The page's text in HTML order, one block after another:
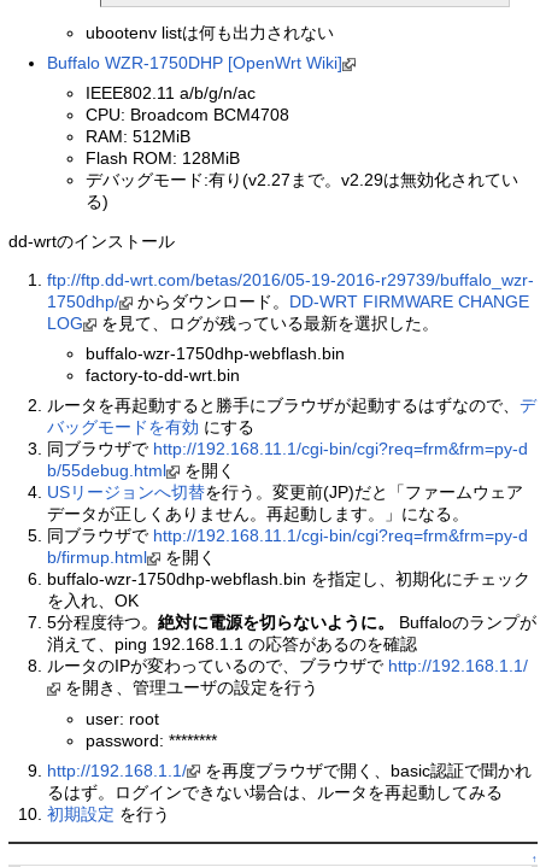
ubootenv listは何も出力されない
Buffalo WZR-1750DHP [OpenWrt Wiki]
IEEE802.11 a/b/g/n/ac
CPU: Broadcom BCM4708
RAM: 512MiB
Flash ROM: 128MiB
デバッグモード:有り(v2.27まで。v2.29は無効化されてい
る)
dd-wrtのインストール
ftp://ftp.dd-wrt.com/betas/2016/05-19-2016-r29739/buffalo_wzr-
1750dhp/
からダウンロード。 DD-WRT FIRMWARE CHANGE
LOG
を見て、ログが残っている最新を選択した。
buffalo-wzr-1750dhp-webflash.bin
factory-to-dd-wrt.bin
ルータを再起動すると勝手にブラウザが起動するはずなので、デ
バッグモードを有効 にする
同ブラウザで http://192.168.11.1/cgi-bin/cgi?req=frm&frm=py-d
b/55debug.html
を開く
USリージョンへ切替を行う。変更前(JP)だと「ファームウェア
データが正しくありません。再起動します。」になる。
同ブラウザで http://192.168.11.1/cgi-bin/cgi?req=frm&frm=py-d
b/firmup.html
を開く
buffalo-wzr-1750dhp-webflash.bin を指定し、初期化にチェック
を入れ、OK
5分程度待つ。絶対に電源を切らないように。
Buffaloのランプが
消えて、ping 192.168.1.1 の応答があるのを確認
ルータのIPが変わっているので、ブラウザで http://192.168.1.1/
を開き、管理ユーザの設定を行う
user: root
password: ********
http://192.168.1.1/
を再度ブラウザで開く、basic認証で聞かれ
るはず。ログインできない場合は、ルータを再起動してみる
初期設定 を行う
↑